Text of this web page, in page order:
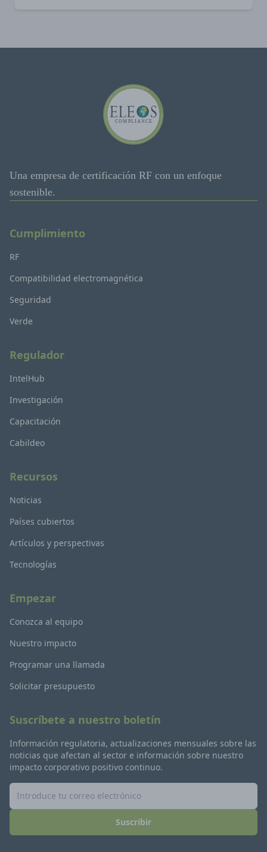
Una empresa de certificación RF con un enfoque
sostenible.
Cumplimiento
RF
Compatibilidad electromagnética
Seguridad
Verde
Regulador
IntelHub
Investigación
Capacitación
Cabildeo
Recursos
Noticias
Países cubiertos
Artículos y perspectivas
Tecnologías
Empezar
Conozca al equipo
Nuestro impacto
Programar una llamada
Solicitar presupuesto
Suscríbete a nuestro boletín
Información regulatoria, actualizaciones mensuales sobre las
noticias que afectan al sector e información sobre nuestro
impacto corporativo positivo continuo.
Suscribir